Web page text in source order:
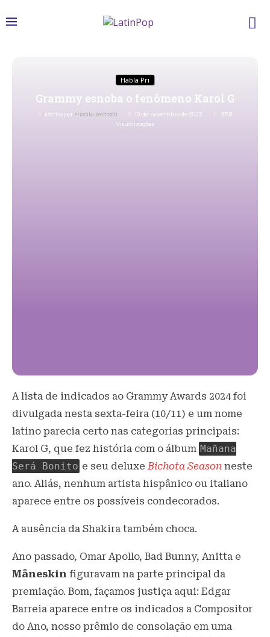
Habla Pri
Grammy esnoba o fenômeno Karol G
Escrito por Priscila Bertozzi 10 de novembro de 2023
959
Visualizações
A lista de indicados ao Grammy Awards 2024 foi
divulgada nesta sexta-feira (10/11) e um nome
latino parecia certo nas categorias principais:
Karol G, que fez história com o álbum Mañana
Será Bonito e seu deluxe Bichota Season neste
ano. Aliás, nenhum artista hispânico ou italiano
aparece entre os possíveis condecorados.
A ausência da Shakira também choca.
Ano passado, Omar Apollo, Bad Bunny, Anitta e
Måneskin figuravam na parte principal da
premiação. Bom, façamos justiça aqui: Edgar
Barreia aparece entre os indicados a Compositor
do Ano, nosso prêmio de consolação em uma